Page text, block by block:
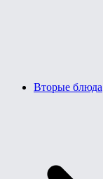
Вторые блюда